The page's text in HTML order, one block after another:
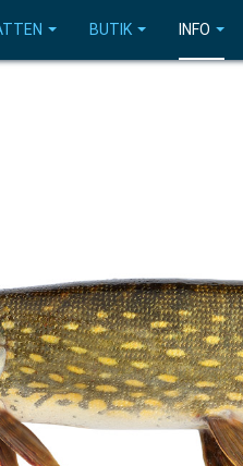
BUTIK INFO